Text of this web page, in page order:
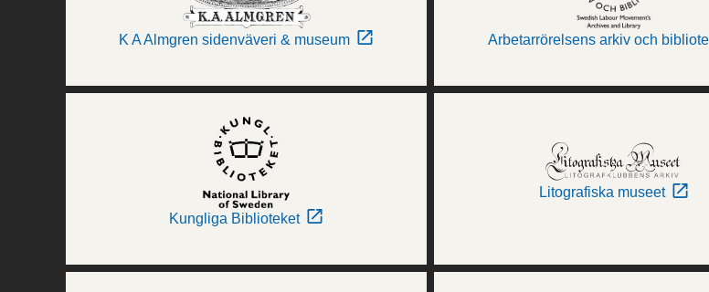
K A Almgren sidenväveri & museum Arbetarrörelsens arkiv och
Kungliga Biblioteket
Litografiska museet